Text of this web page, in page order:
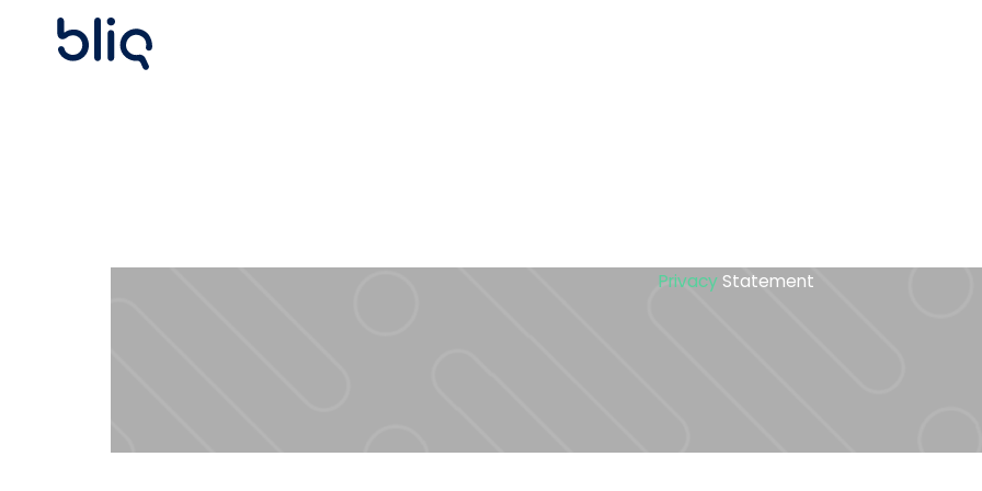
Privacy Statement